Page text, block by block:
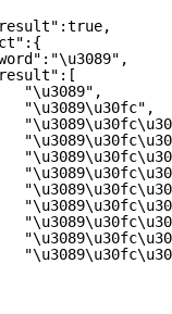
"\u3089",
"\u3089\u30fc",